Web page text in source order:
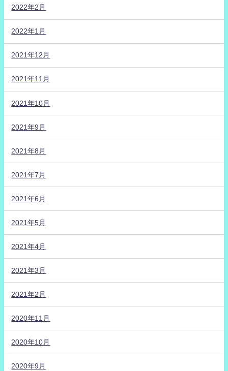
2022年2月
2022年1月
2021年12月
2021年11月
2021年10月
2021年9月
2021年8月
2021年7月
2021年6月
2021年5月
2021年4月
2021年3月
2021年2月
2020年11月
2020年10月
2020年9月